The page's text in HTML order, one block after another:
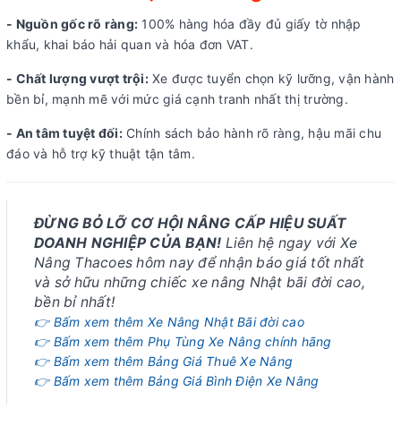
- Nguồn gốc rõ ràng: 100% hàng hóa đầy đủ giấy tờ nhập
khẩu, khai báo hải quan và hóa đơn VAT.
- Chất lượng vượt trội:Xe được tuyển chọn kỹ lưỡng, vận hành
bền bỉ, mạnh mẽ với mức giá cạnh tranh nhất thị trường.
- An tâm tuyệt đối:Chính sách bảo hành rõ ràng, hậu mãi chu
đáo và hỗ trợ kỹ thuật tận tâm.
ĐỪNG BỎ LỠ CƠ HỘI NÂNG CẤP HIỆU SUẤT
DOANH NGHIỆP CỦA BẠN! Liên hệ ngay với Xe
Nâng Thacoes hôm nay để nhận báo giá tốt nhất
và sở hữu những chiếc xe nâng Nhật bãi đời cao,
bền bỉ nhất!
👉 Bấm xem thêm Xe Nâng Nhật Bãi đời cao
👉 Bấm xem thêm Phụ Tùng Xe Nâng chính hãng
👉 Bấm xem thêm Bảng Giá Thuê Xe Nâng
👉 Bấm xem thêm Bảng Giá Bình Điện Xe Nâng